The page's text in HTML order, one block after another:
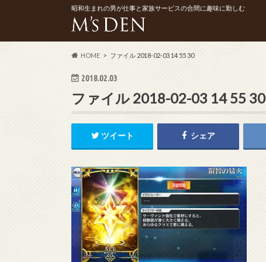
昭和生まれの男が仕事と家族サービスの合間に趣味に勤しむ
HOME ファイル 2018-02-03 14 55 30
2018.02.03
ファイル 2018-02-03 14 55 30
ツイート シェア